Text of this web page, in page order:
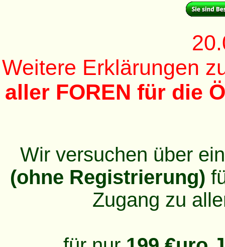
Weitere Erklärungen
aller FOREN für die
Wir versuchen über
(ohne Registrierung)
Zugang zu